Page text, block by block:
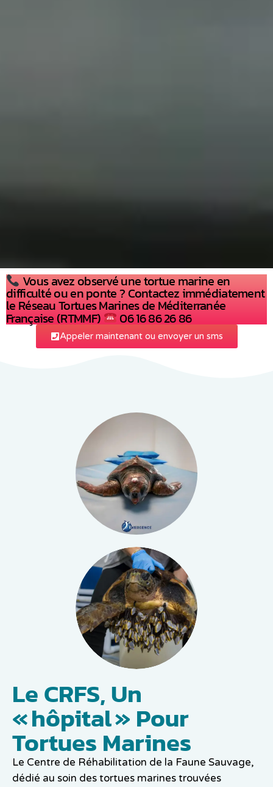
Vous avez observé une tortue marine en
difficulté ou en ponte ? Contactez immédiatement
le Réseau Tortues Marines de Méditerranée
Française (RTMMF) 06 16 86 26 86
Appeler maintenant ou envoyer un sms
Le CRFS, Un
« Hôpital » Pour
Tortues Marines
Le Centre de Réhabilitation de la Faune Sauvage,
dédié au soin des tortues marines trouvées